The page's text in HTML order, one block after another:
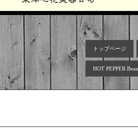
トップページ
HOT PEPPER